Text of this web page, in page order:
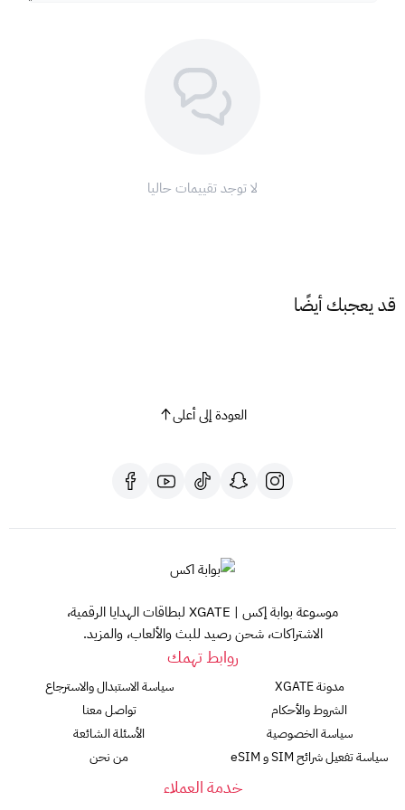
كيف يمكنني شراء بطاقة هدايا كارفور؟
في XGATE واختيار مايناسبك بقيمة بطاقة
بطاقات هدايا كارفور صالحة للشراء بالقيمة الكاملة أو جزء منها
للمزيد من المعلومات، يُرجى زيارة موقع كارفور الإلكتروني
لا توجد تقييمات حاليا
قد يعجبك أيضًا
العودة إلى أعلى
موسوعة بوابة إكس | XGATE لبطاقات الهدايا الرقمية،
الاشتراكات، شحن رصيد للبث والألعاب، والمزيد.
روابط تهمك
مدونة XGATE
الشروط والأحكام
سياسة الخصوصية
سياسة تفعيل شرائح SIM و eSIM
سياسة الاستبدال والاسترجاع
تواصل معنا
الأسئلة الشائعة
من نحن
خدمة العملاء